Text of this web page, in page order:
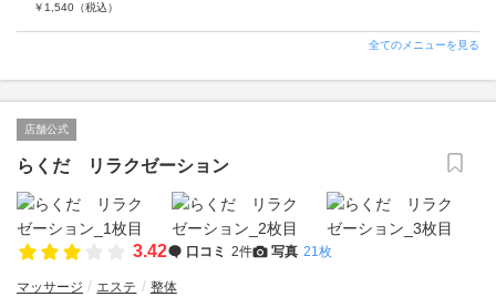
￥ 1,540 （税込）
全てのメニューを見る
店舗公式
らくだ リラクゼーション
3.42 口コミ 2件 写真 21枚
マッサージ エステ 整体